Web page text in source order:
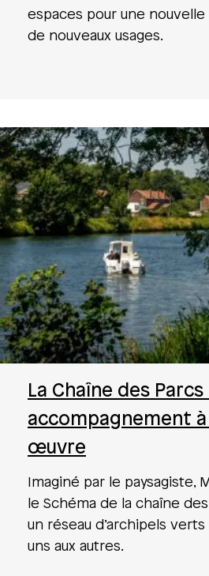
espaces pour une
de nouveaux usages.
La Chaîne des Parcs
accompagnement à
œuvre
Imaginé par le paysagiste,
le Schéma de la chaîne
un réseau d’archipels
uns aux autres.